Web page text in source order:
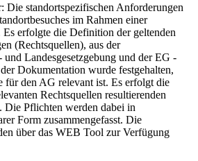
Die standortspezifischen Anforderungen
im Rahmen einer
erfolgte die Definition der geltenden
(Rechtsquellen), aus der
und Landesgesetzgebung und der EG -
Dokumentation wurde festgehalten,
für den AG relevant ist. Es erfolgt die
Rechtsquellen resultierenden
Pflichten werden dabei in
Form zusammengefasst. Die
über das WEB Tool zur Verfügung